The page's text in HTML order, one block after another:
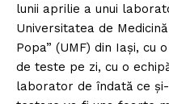
lunii aprilie a unui
Universitatea de
Popa” (UMF) din Iași, cu
de teste pe zi, cu o
laborator de îndată ce